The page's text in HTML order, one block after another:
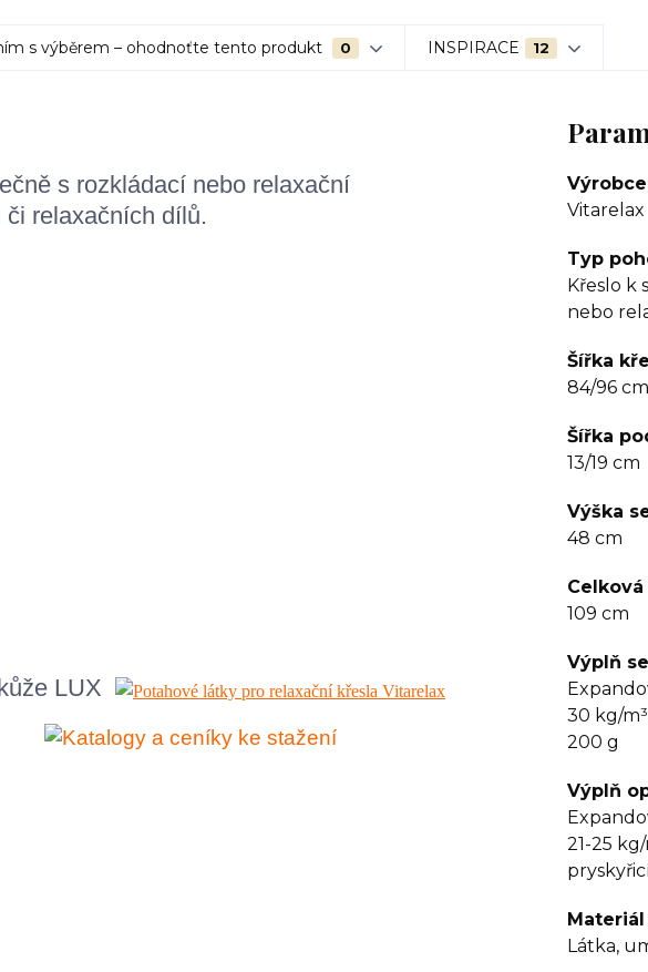
s výběrem – ohodnoťte tento produkt 0 INSPIRACE 12
s rozkládací nebo relaxační
relaxačních dílů.
LUX
Výrobce
Vitarelax
Typ
Křeslo k
nebo
Šířka
84/96 cm
Šířka
13/19 cm
Výška
48 cm
109 cm
Výplň
30 kg/
200 g
Výplň
21-25
Látka,